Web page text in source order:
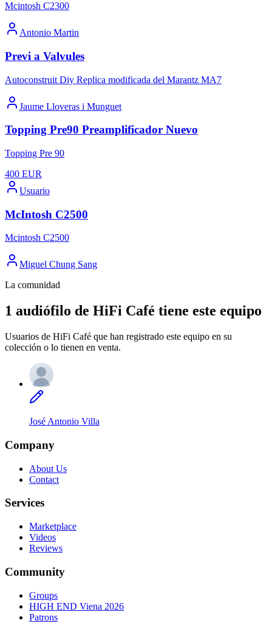
Mcintosh C2300
Antonio Martin
Previ a Valvules
Autoconstruit Diy Replica modificada del Marantz MA7
Jaume Lloveras i Munguet
Topping Pre90 Preamplificador Nuevo
Topping Pre 90
400 EUR
Usuario
McIntosh C2500
Mcintosh C2500
Miguel Chung Sang
La comunidad
1 audiófilo de HiFi Café tiene este equipo
Usuarios de HiFi Café que han registrado este equipo en su
colección o lo tienen en venta.
José Antonio Villa
Company
About Us
Contact
Services
Marketplace
Videos
Reviews
Community
Groups
HIGH END Viena 2026
Patrons